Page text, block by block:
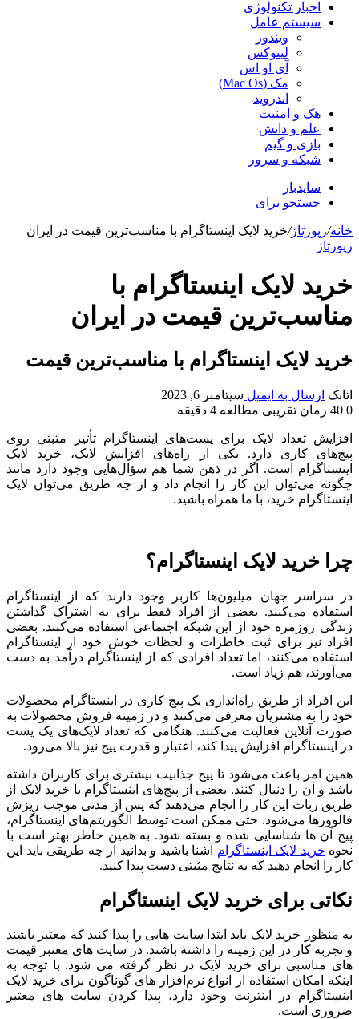
اخبار تکنولوژی
سیستم عامل
ویندوز
لینوکس
آی او اس
مک (Mac Os)
اندروید
هک و امنیت
علم و دانش
بازی و گیم
شبکه و سرور
سایدبار
جستجو برای
خانه/رپورتاژ/خرید لایک اینستاگرام با مناسب‌ترین قیمت در ایران
رپورتاژ
خرید لایک اینستاگرام با
مناسب‌ترین قیمت در ایران
خرید لایک اینستاگرام با مناسب‌ترین قیمت
اتابک ارسال به ایمیل سپتامبر 6, 2023
0
زمان تقریبی مطالعه 4 دقیقه
افزایش تعداد لایک برای پست‌های اینستاگرام تأثیر مثبتی روی
پیج‌های کاری دارد. یکی از راه‌های افزایش لایک، خرید لایک
اینستاگرام است. اگر در ذهن شما هم سؤال‌هایی وجود دارد مانند
چگونه می‌توان این کار را انجام داد و از چه طریق می‌توان لایک
اینستاگرام خرید، با ما همراه باشید.
چرا خرید لایک اینستاگرام؟
در سراسر جهان میلیون‌ها کاربر وجود دارند که از اینستاگرام
استفاده می‌کنند. بعضی از افراد فقط برای به اشتراک گذاشتن
زندگی روزمره خود از این شبکه اجتماعی استفاده می‌کنند. بعضی
افراد نیز برای ثبت خاطرات و لحظات خوش خود از اینستاگرام
استفاده می‌کنند، اما تعداد افرادی که از اینستاگرام درآمد به دست
می‌آورند، هم زیاد است.
این افراد از طریق راه‌اندازی یک پیج کاری در اینستاگرام محصولات
خود را به مشتریان معرفی می‌کنند و در زمینه فروش محصولات به
صورت آنلاین فعالیت می‌کنند. هنگامی که تعداد لایک‌های یک پست
در اینستاگرام افزایش پیدا کند، اعتبار و قدرت پیج نیز بالا می‌رود.
همین امر باعث می‌شود تا پیج جذابیت بیشتری برای کاربران داشته
باشد و آن را دنبال کنند. بعضی از پیج‌های اینستاگرام با خرید لایک از
طریق ربات این کار را انجام می‌دهند که پس از مدتی موجب ریزش
فالوورها می‌شود. حتی ممکن است توسط الگوریتم‌های اینستاگرام،
پیج آن ها شناسایی شده و بسته شود. به همین خاطر بهتر است با
نحوه خرید لایک اینستاگرام آشنا باشید و بدانید از چه طریقی باید این
کار را انجام دهید که به نتایج مثبتی دست پیدا کنید.
نکاتی برای خريد لایک اینستاگرام
به منظور خرید لایک باید ابتدا سایت ‌هایی را پیدا کنید که معتبر باشند
و تجربه کار در این زمینه را داشته باشند. در سایت‌ های معتبر قیمت
‌های مناسبی برای خرید لایک در نظر گرفته می ‌شود. با توجه به
اینکه امکان استفاده از انواع نرم‌افزار های گوناگون برای خرید لایک
اینستاگرام در اینترنت وجود دارد، پیدا کردن سایت ‌های معتبر
ضروری است.